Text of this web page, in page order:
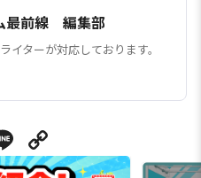
最前線 編集部
イターが対応しております。
Line